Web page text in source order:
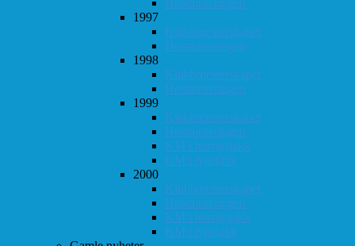
1997
Klubbmesterskapet
Høstturneringen
1998
Klubbmesterskapet
Høstturneringen
1999
Klubbmesterskapet
Høstturneringen
KM i hurtigsjakk
KM i lynsjakk
2000
Klubbmesterskapet
Høstturneringen
KM i hurtigsjakk
KM i lynsjakk